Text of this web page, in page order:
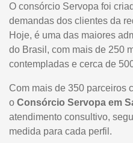
O consórcio Servopa foi
demandas dos clientes da
Hoje, é uma das maiores
do Brasil, com mais de 250
contempladas e cerca de
Com mais de 350 parceiros
o Consórcio Servopa em
atendimento consultivo,
medida para cada perfil.